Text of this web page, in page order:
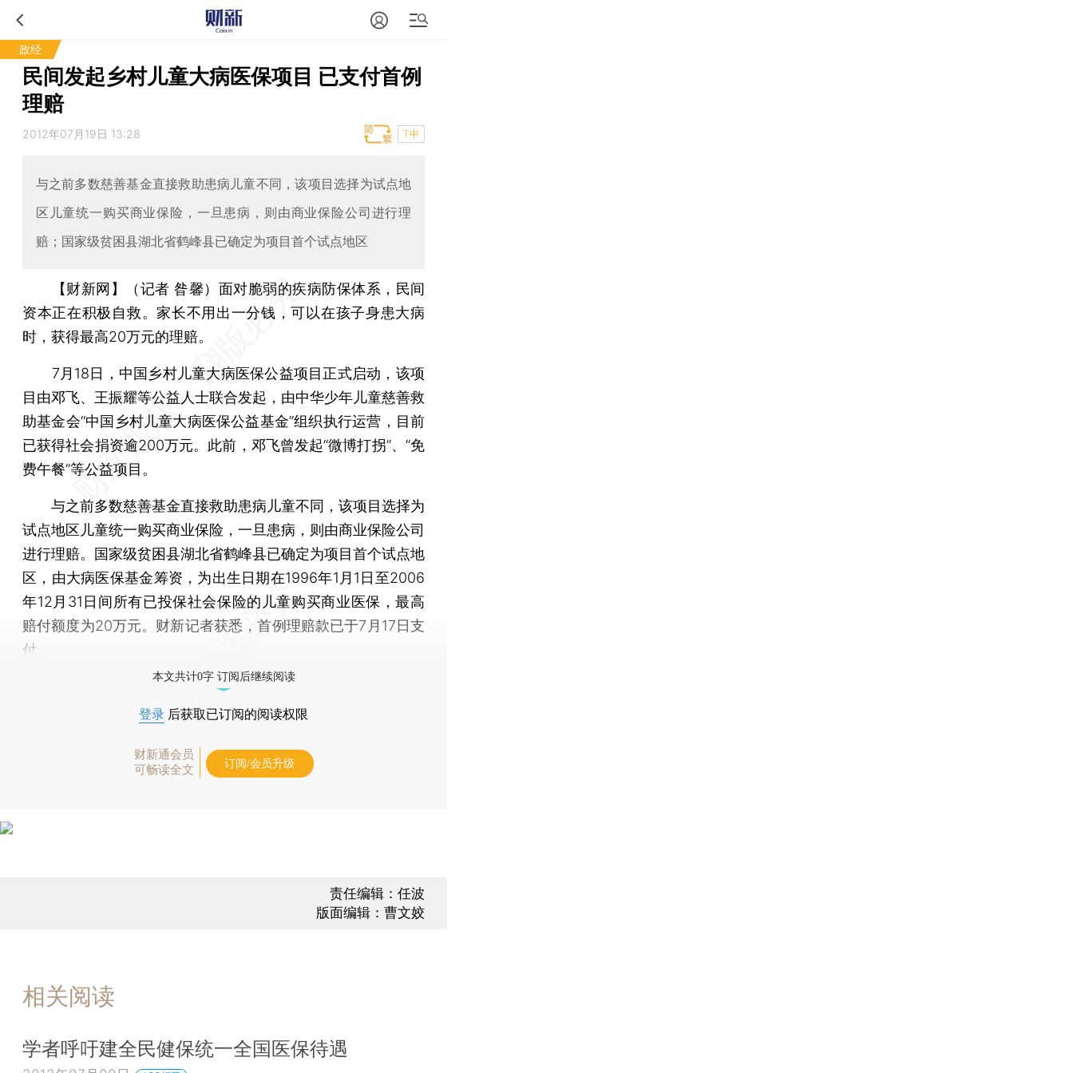
政经
民间发起乡村儿童大病医保项目 已支付首例
理赔
2012年07月19日 13:28 T中
与之前多数慈善基金直接救助患病儿童不同，该项目选择为试点地
区儿童统一购买商业保险，一旦患病，则由商业保险公司进行理
赔；国家级贫困县湖北省鹤峰县已确定为项目首个试点地区
【财新网】（记者 昝馨） 面对脆弱的疾病防保体系，民间
资本正在积极自救。家长不用出一分钱，可以在孩子身患大病
时，获得最高20万元的理赔。
7月18日，中国乡村儿童大病医保公益项目正式启动，该项
目由邓飞、王振耀等公益人士联合发起，由中华少年儿童慈善救
助基金会“中国乡村儿童大病医保公益基金”组织执行运营，目前
已获得社会捐资逾200万元。此前，邓飞曾发起“微博打拐”、“免
费午餐”等公益项目。
与之前多数慈善基金直接救助患病儿童不同，该项目选择为
试点地区儿童统一购买商业保险，一旦患病，则由商业保险公司
进行理赔。国家级贫困县湖北省鹤峰县已确定为项目首个试点地
区，由大病医保基金筹资，为出生日期在1996年1月1日至2006
年12月31日间所有已投保社会保险的儿童购买商业医保，最高
赔付额度为20万元。财新记者获悉，首例理赔款已于7月17日支
付。
本文共计0字 订阅后继续阅读
登录 后获取已订阅的阅读权限
财新通会员
可畅读全文
订阅/会员升级
责任编辑：任波
版面编辑：曹文姣
相关阅读
学者呼吁建全民健保统一全国医保待遇